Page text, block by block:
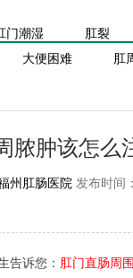
门潮湿 肛裂
大便困难 肛
脓肿该怎么
州肛肠医院 发布时间
告诉您： 肛门直肠周